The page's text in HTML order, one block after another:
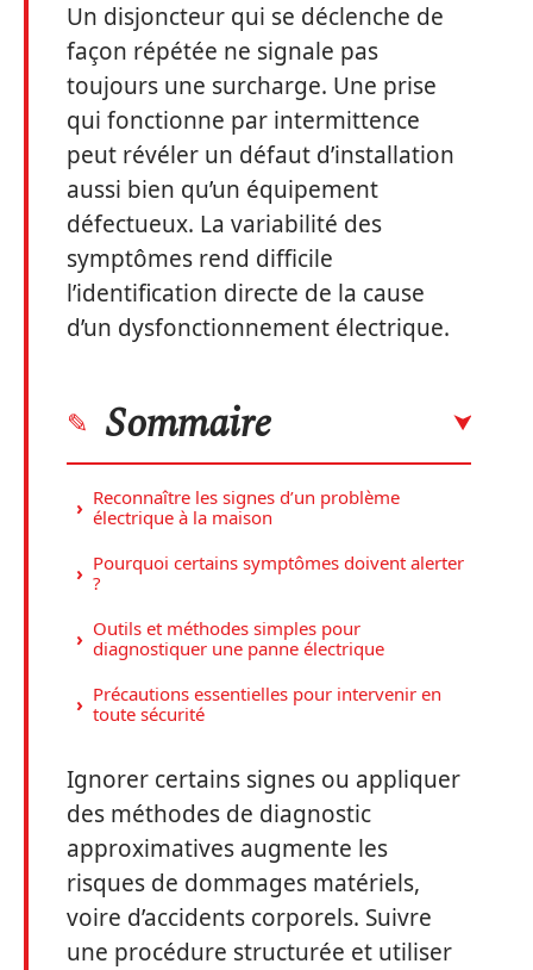
Un disjoncteur qui se déclenche de
façon répétée ne signale pas
toujours une surcharge. Une prise
qui fonctionne par intermittence
peut révéler un défaut d’installation
aussi bien qu’un équipement
défectueux. La variabilité des
symptômes rend difficile
l’identification directe de la cause
d’un dysfonctionnement électrique.
Sommaire
Reconnaître les signes d’un problème
électrique à la maison
Pourquoi certains symptômes doivent alerter
?
Outils et méthodes simples pour
diagnostiquer une panne électrique
Précautions essentielles pour intervenir en
toute sécurité
Ignorer certains signes ou appliquer
des méthodes de diagnostic
approximatives augmente les
risques de dommages matériels,
voire d’accidents corporels. Suivre
une procédure structurée et utiliser